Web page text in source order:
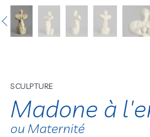
SCULPTURE
Madone à
ou Maternité